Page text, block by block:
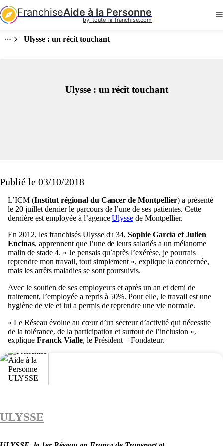
FranchiseAide à la Personne
by  toute-la-franchise.com
Ulysse : un récit touchant
Ulysse : un récit touchant
Publié le 03/10/2018
L’ICM (Institut régional du Cancer de Montpellier) a présenté
le 20 juillet dernier le parcours de l’une de ses patientes. Cette
dernière est employée à l’agence Ulysse de Montpellier.
En 2012, les franchisés Ulysse du 34, Sophie Garcia et Julien
Encinas, apprennent que l’une de leurs salariés a un mélanome
malin de stade 4. « Je pensais qu’après l’exérèse, je pourrais
reprendre mon travail, tout simplement », explique la concernée,
mais les arrêts maladies se sont poursuivis.
Avec le soutien de ses employeurs et après un an et demi de
traitement, l’employée a repris à 50%. Pour elle, le travail est une
hygiène de vie et lui a permis de reprendre une vie normale.
« Le Réseau évolue au cœur d’un secteur d’activité qui nécessite
de la tolérance, de la participation et surtout de l’inclusion »,
explique Franck Vialle, le Président – Fondateur.
ULYSSE